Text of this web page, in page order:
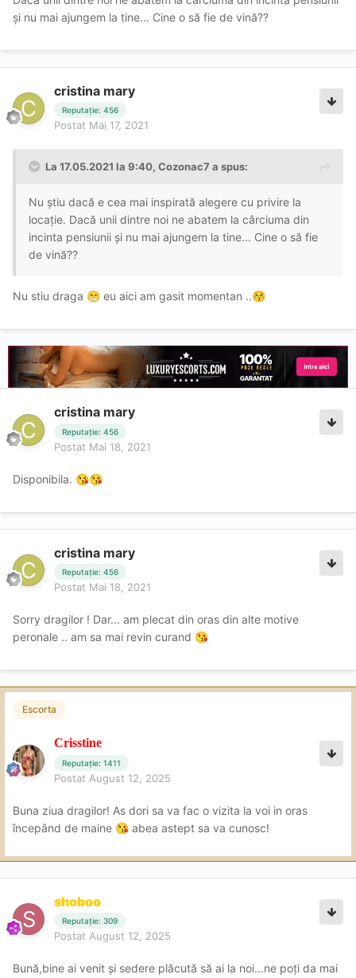
și nu mai ajungem la tine... Cine o să fie de vină??
cristina mary
Reputație: 456
Postat Mai 17, 2021
La 17.05.2021 la 9:40, Cozonac7 a spus:
Nu știu dacă e cea mai inspirată alegere cu privire la
locație. Dacă unii dintre noi ne abatem la cârciuma din
incinta pensiunii și nu mai ajungem la tine... Cine o să fie
de vină??
Nu stiu draga 😁 eu aici am gasit momentan ..😚
cristina mary
Reputație: 456
Postat Mai 18, 2021
Disponibila. 😘😘
cristina mary
Reputație: 456
Postat Mai 18, 2021
Sorry dragilor ! Dar... am plecat din oras din alte motive
peronale .. am sa mai revin curand 😘
Escorta
Crisstine
Reputație: 1411
Postat August 12, 2025
Buna ziua dragilor! As dori sa va fac o vizita la voi in oras
începând de maine 😘 abea astept sa va cunosc!
shoboo
Reputație: 309
Postat August 12, 2025
Bună,bine ai venit și sedere plăcută să ai la noi…ne poți da mai